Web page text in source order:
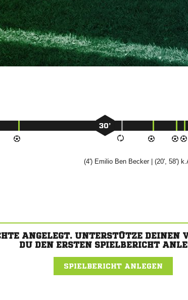
30’
(4')   | (20', 58')
ANGELEGT. UNTERSTÜTZE
DU DEN ERSTEN SPIELBERICHT
SPIELBERICHT ANLEGEN